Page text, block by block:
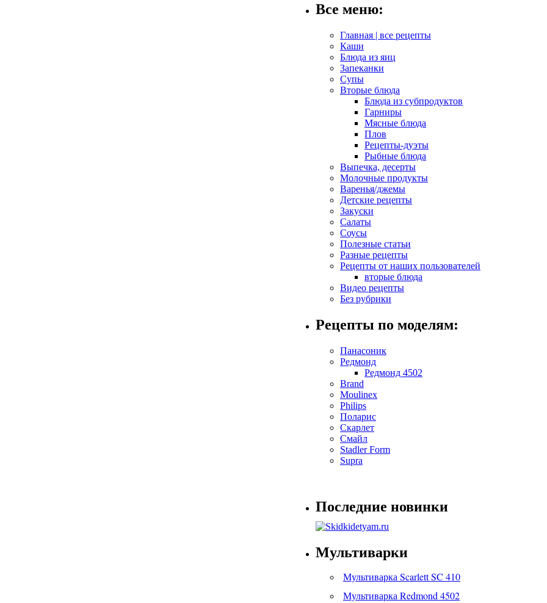
Все меню:
Главная | все рецепты
Каши
Блюда из яиц
Запеканки
Супы
Вторые блюда
Блюда из субпродуктов
Гарниры
Мясные блюда
Плов
Рецепты-дуэты
Рыбные блюда
Выпечка, десерты
Молочные продукты
Варенья/джемы
Детские рецепты
Закуски
Салаты
Соусы
Полезные статьи
Разные рецепты
Рецепты от наших пользователей
вторые блюда
Видео рецепты
Без рубрики
Рецепты по моделям:
Панасоник
Редмонд
Редмонд 4502
Brand
Moulinex
Philips
Поларис
Скарлет
Смайл
Stadler Form
Supra
Последние новинки
Мультиварки
Мультиварка Scarlett SC 410
Мультиварка Redmond 4502